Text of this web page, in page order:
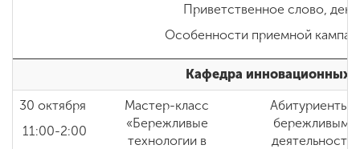
Приветственное слово,
Особенности приемной
Кафедра инновационных
30 октября
11:00-2:00
Мастер-класс
«Бережливые
технологии в
Абитуриенты
бережливыми
деятельности